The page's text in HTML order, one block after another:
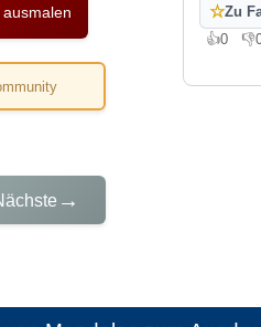
→
☆Zu
👍0
Gefällt👎